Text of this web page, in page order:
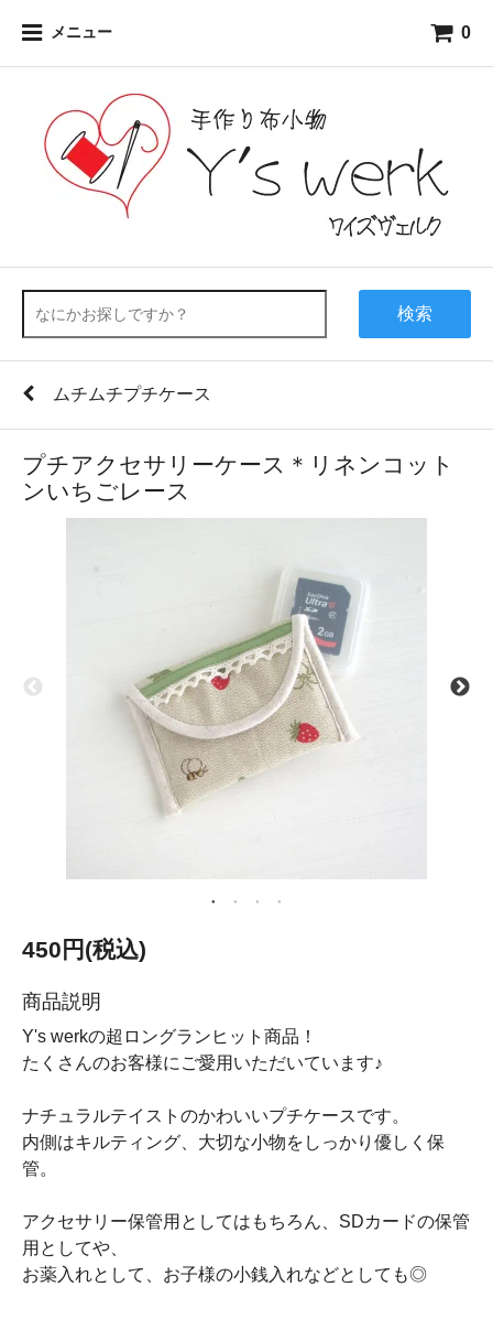
メニュー 0
検索
ムチムチプチケース
プチアクセサリーケース＊リネンコット
ンいちごレース
450円(税込)
商品説明
Y's werkの超ロングランヒット商品！
たくさんのお客様にご愛用いただいています♪
ナチュラルテイストのかわいいプチケースです。
内側はキルティング、大切な小物をしっかり優しく保
管。
アクセサリー保管用としてはもちろん、SDカードの保管
用としてや、
お薬入れとして、お子様の小銭入れなどとしても◎